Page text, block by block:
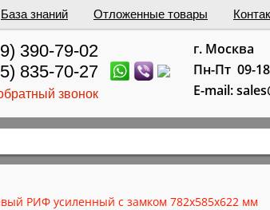
База знаний Отложенные товары
390-79-02
835-70-27
звонок
г. Москва
Пн-Пт 09-
E-mail:
РИФ усиленный с замком 782х585х622 мм